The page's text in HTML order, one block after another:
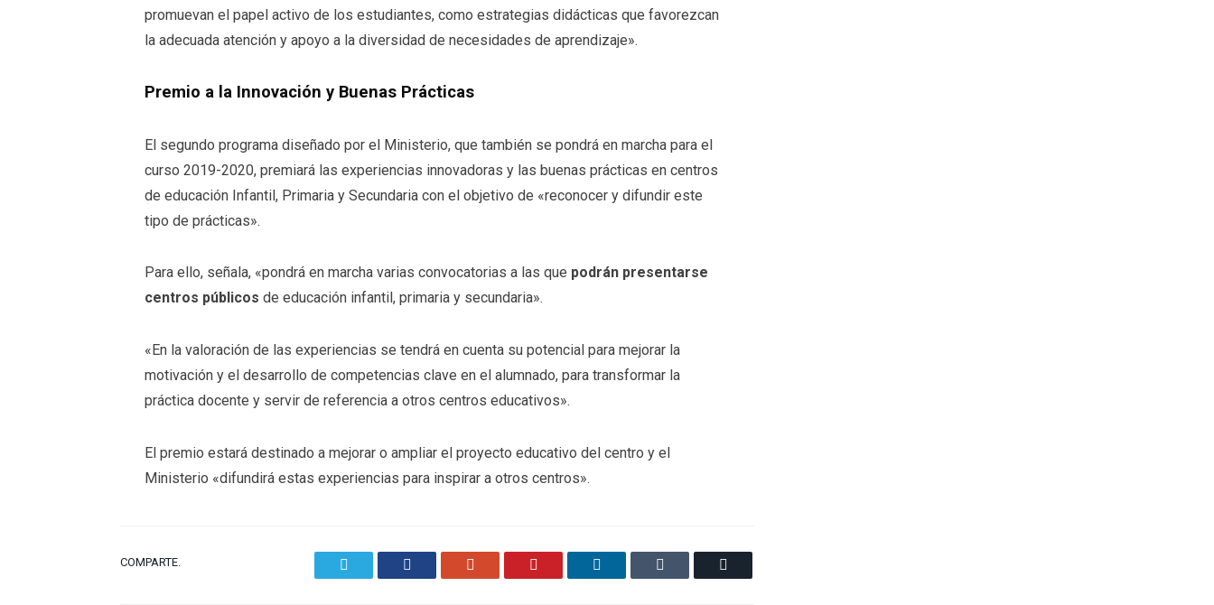
promuevan el papel activo de los estudiantes, como estrategias didácticas que favorezcan
la adecuada atención y apoyo a la diversidad de necesidades de aprendizaje».
Premio a la Innovación y Buenas Prácticas
El segundo programa diseñado por el Ministerio, que también se pondrá en marcha para el
curso 2019-2020, premiará las experiencias innovadoras y las buenas prácticas en centros
de educación Infantil, Primaria y Secundaria con el objetivo de «reconocer y difundir este
tipo de prácticas».
Para ello, señala, «pondrá en marcha varias convocatorias a las que podrán presentarse
centros públicos de educación infantil, primaria y secundaria».
«En la valoración de las experiencias se tendrá en cuenta su potencial para mejorar la
motivación y el desarrollo de competencias clave en el alumnado, para transformar la
práctica docente y servir de referencia a otros centros educativos».
El premio estará destinado a mejorar o ampliar el proyecto educativo del centro y el
Ministerio «difundirá estas experiencias para inspirar a otros centros».
COMPARTE.